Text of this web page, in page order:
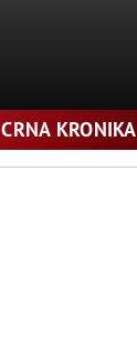
CRNA KRONIKA